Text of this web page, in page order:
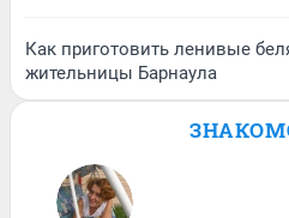
Как приготовить ленивые
жительницы Барнаула